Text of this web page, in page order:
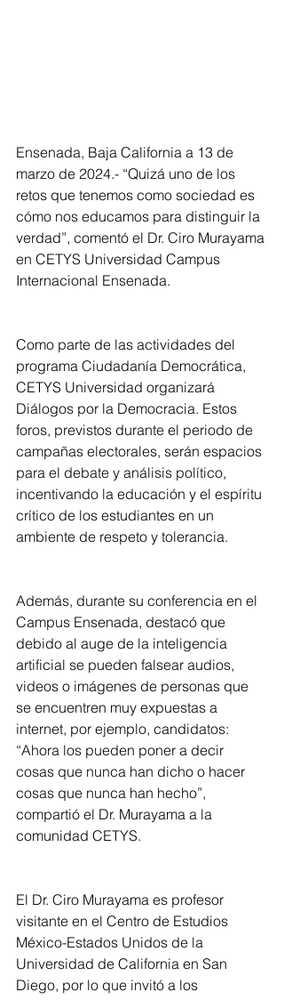
Ensenada, Baja California a 13 de
marzo de 2024.- “Quizá uno de los
retos que tenemos como sociedad es
cómo nos educamos para distinguir la
verdad”, comentó el Dr. Ciro Murayama
en CETYS Universidad Campus
Internacional Ensenada.
Como parte de las actividades del
programa Ciudadanía Democrática,
CETYS Universidad organizará
Diálogos por la Democracia. Estos
foros, previstos durante el periodo de
campañas electorales, serán espacios
para el debate y análisis político,
incentivando la educación y el espíritu
crítico de los estudiantes en un
ambiente de respeto y tolerancia.
Además, durante su conferencia en el
Campus Ensenada, destacó que
debido al auge de la inteligencia
artificial se pueden falsear audios,
videos o imágenes de personas que
se encuentren muy expuestas a
internet, por ejemplo, candidatos:
“Ahora los pueden poner a decir
cosas que nunca han dicho o hacer
cosas que nunca han hecho”,
compartió el Dr. Murayama a la
comunidad CETYS.
El Dr. Ciro Murayama es profesor
visitante en el Centro de Estudios
México-Estados Unidos de la
Universidad de California en San
Diego, por lo que invitó a los